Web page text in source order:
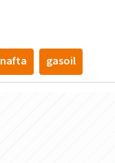
nafta gasoil